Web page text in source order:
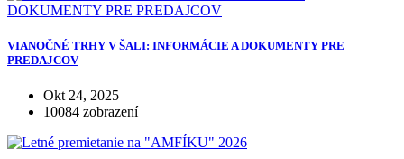
VIANOČNÉ TRHY V ŠALI: INFORMÁCIE A DOKUMENTY PRE
PREDAJCOV
Okt 24, 2025
10084 zobrazení